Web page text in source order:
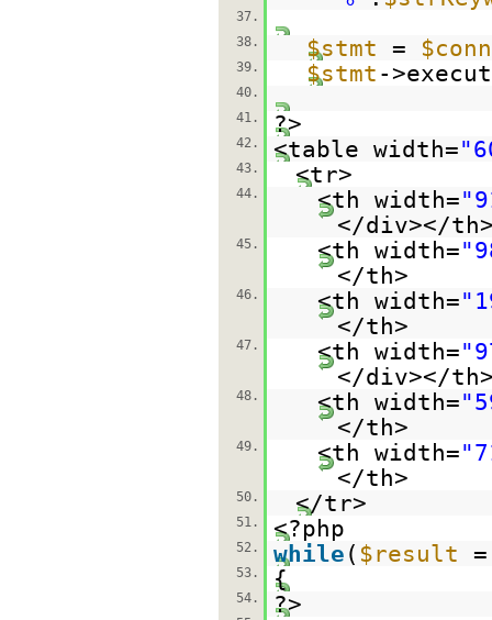
37.
38.
$stmt = $conn
39. $stmt -
40.
41.
?>
42. <table width=
43. <tr>
44. <th width=
</div></
45. <th width=
</th>
46. <th width=
</th>
47. <th width=
</div></
48. <th width=
</th>
49. <th width=
</th>
50. </tr>
51. <?php
52. while ( $result
53. {
54. ?>